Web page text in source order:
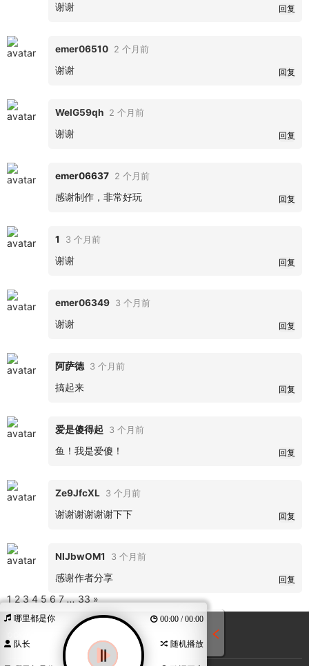
谢谢 回复
emer06510 2 个月前
谢谢 回复
WelG59qh 2 个月前
谢谢 回复
emer06637 2 个月前
感谢制作，非常好玩 回复
1 3 个月前
谢谢 回复
emer06349 3 个月前
谢谢 回复
阿萨德 3 个月前
搞起来 回复
爱是傻得起 3 个月前
鱼！我是爱傻！ 回复
Ze9JfcXL 3 个月前
谢谢谢谢谢谢下下 回复
NIJbwOM1 3 个月前
感谢作者分享 回复
1 2 3 4 5 6 7 ...33 »
emlog pro
哪里都是你 00:00 / 00:00
队长 随机播放